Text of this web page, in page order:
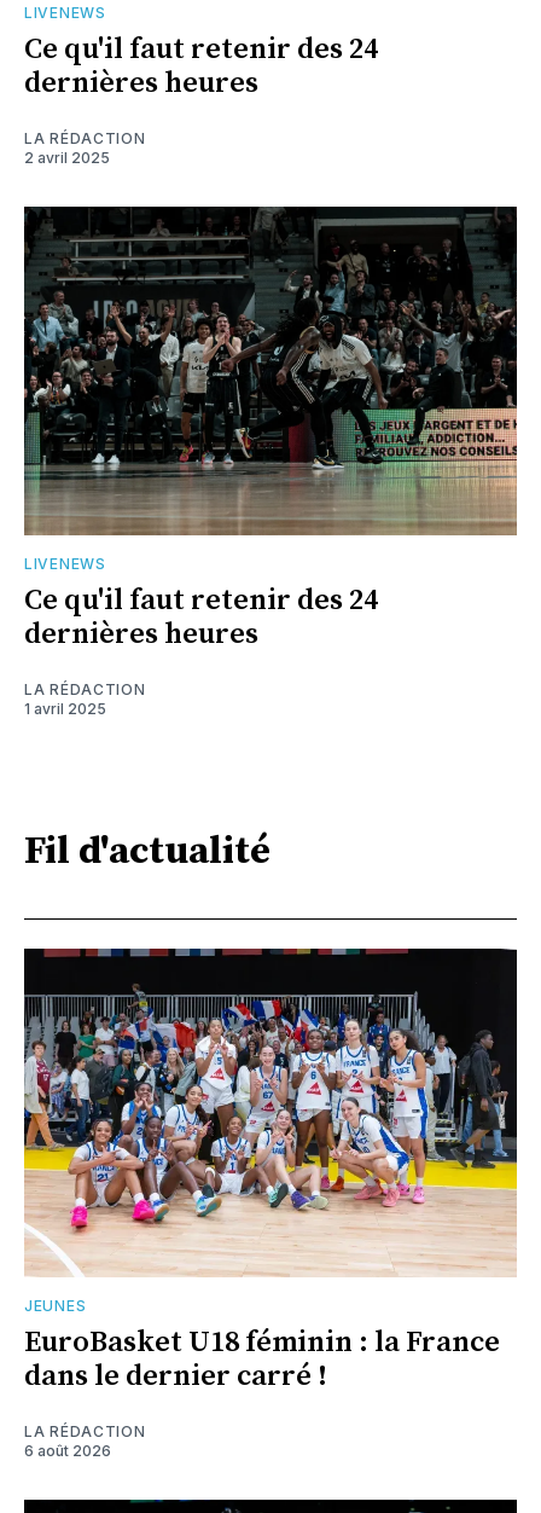
LIVENEWS
Ce qu'il faut retenir des 24
dernières heures
LA RÉDACTION
2 avril 2025
LIVENEWS
Ce qu'il faut retenir des 24
dernières heures
LA RÉDACTION
1 avril 2025
Fil d'actualité
JEUNES
EuroBasket U18 féminin : la France
dans le dernier carré !
LA RÉDACTION
6 août 2026